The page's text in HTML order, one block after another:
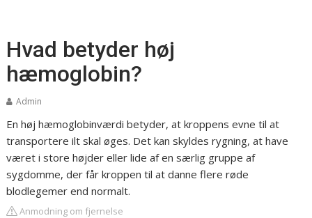
Hvad betyder høj
hæmoglobin?
Admin
En høj hæmoglobinværdi betyder, at kroppens evne til at
transportere ilt skal øges. Det kan skyldes rygning, at have
været i store højder eller lide af en særlig gruppe af
sygdomme, der får kroppen til at danne flere røde
blodlegemer end normalt.
Anmodning om fjernelse